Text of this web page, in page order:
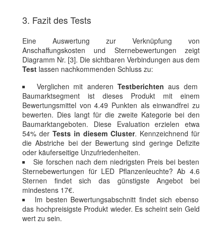
3. Fazit des Tests
Eine Auswertung zur Verknüpfung von
Anschaffungskosten und Sternebewertungen zeigt
Diagramm Nr. [3]. Die sichtbaren Verbindungen aus dem
Test lassen nachkommenden Schluss zu:
Verglichen mit anderen Testberichten aus dem
Baumarktsegment ist dieses Produkt mit einem
Bewertungsmittel von 4.49 Punkten als einwandfrei zu
bewerten. Dies langt für die zweite Kategorie bei den
Baumarktangeboten. Diese Evaluation erzielen etwa
54% der Tests in diesem Cluster. Kennzeichnend für
die Abstriche bei der Bewertung sind geringe Defizite
oder käuferseitige Unzufriedenheiten.
Sie forschen nach dem niedrigsten Preis bei besten
Sternebewertungen für LED Pflanzenleuchte? Ab 4.6
Sternen findet sich das günstigste Angebot bei
mindestens 17€.
Im besten Bewertungsabschnitt findet sich ebenso
das hochpreisigste Produkt wieder. Es scheint sein Geld
wert zu sein.